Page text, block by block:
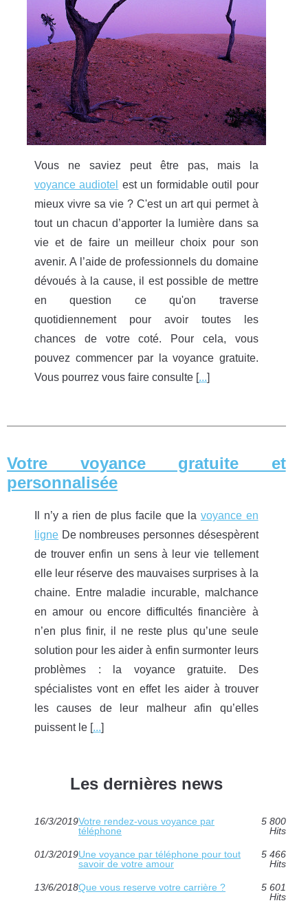
Vous ne saviez peut être pas, mais la
voyance audiotel est un formidable outil pour
mieux vivre sa vie ? C'est un art qui permet à
tout un chacun d’apporter la lumière dans sa
vie et de faire un meilleur choix pour son
avenir. A l’aide de professionnels du domaine
dévoués à la cause, il est possible de mettre
en question ce qu'on traverse
quotidiennement pour avoir toutes les
chances de votre coté. Pour cela, vous
pouvez commencer par la voyance gratuite.
Vous pourrez vous faire consulte [...]
Votre voyance gratuite et
personnalisée
Il n’y a rien de plus facile que la voyance en
ligne De nombreuses personnes désespèrent
de trouver enfin un sens à leur vie tellement
elle leur réserve des mauvaises surprises à la
chaine. Entre maladie incurable, malchance
en amour ou encore difficultés financière à
n’en plus finir, il ne reste plus qu’une seule
solution pour les aider à enfin surmonter leurs
problèmes : la voyance gratuite. Des
spécialistes vont en effet les aider à trouver
les causes de leur malheur afin qu’elles
puissent le [...]
Les dernières news
16/3/2019Votre rendez-vous voyance par
téléphone
5 800
Hits
01/3/2019Une voyance par téléphone pour tout
savoir de votre amour
5 466
Hits
13/6/2018Que vous reserve votre carrière ?
5 601
Hits